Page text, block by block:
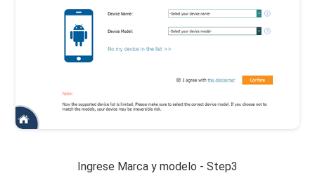
Ingrese Marca y modelo - Step3